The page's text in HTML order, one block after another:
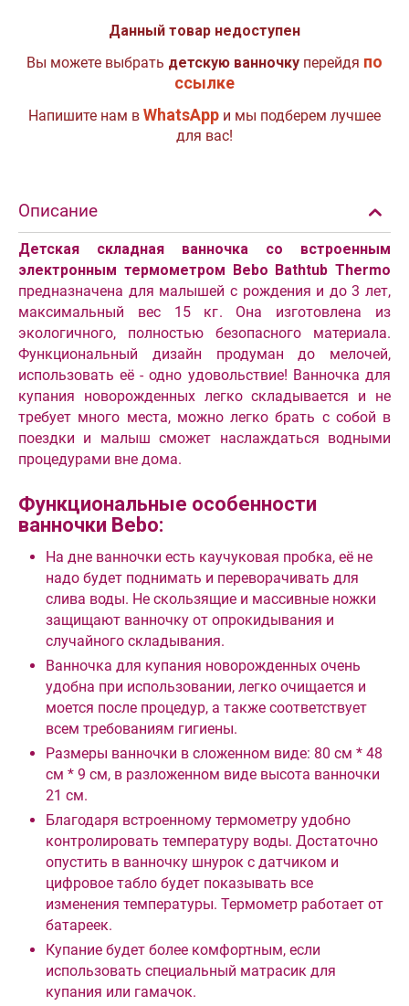
Данный товар недоступен
Вы можете выбрать детскую ванночку перейдя по
ссылке
Напишите нам в WhatsApp и мы подберем лучшее
для вас!
Описание
Детская складная ванночка со встроенным
электронным термометром Bebo Bathtub Thermo
предназначена для малышей с рождения и до 3 лет,
максимальный вес 15 кг. Она изготовлена из
экологичного, полностью безопасного материала.
Функциональный дизайн продуман до мелочей,
использовать её - одно удовольствие! Ванночка для
купания новорожденных легко складывается и не
требует много места, можно легко брать с собой в
поездки и малыш сможет наслаждаться водными
процедурами вне дома.
Функциональные особенности
ванночки Bebo:
На дне ванночки есть каучуковая пробка, её не
надо будет поднимать и переворачивать для
слива воды. Не скользящие и массивные ножки
защищают ванночку от опрокидывания и
случайного складывания.
Ванночка для купания новорожденных очень
удобна при использовании, легко очищается и
моется после процедур, а также соответствует
всем требованиям гигиены.
Размеры ванночки в сложенном виде: 80 см * 48
см * 9 см, в разложенном виде высота ванночки
21 см.
Благодаря встроенному термометру удобно
контролировать температуру воды. Достаточно
опустить в ванночку шнурок с датчиком и
цифровое табло будет показывать все
изменения температуры. Термометр работает от
батареек.
Купание будет более комфортным, если
использовать специальный матрасик для
купания или гамачок.